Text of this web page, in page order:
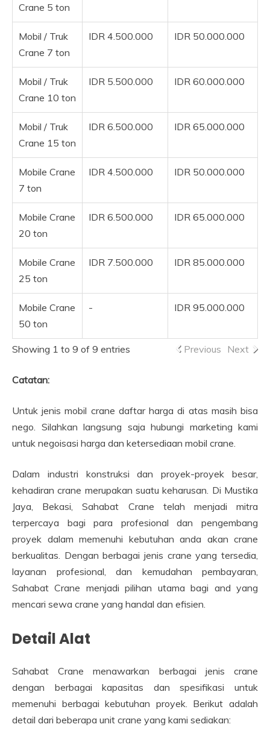
Crane 5 ton
Mobil / Truk
Crane 7 ton
IDR 4.500.000 IDR 50.000.000
Mobil / Truk
Crane 10 ton
IDR 5.500.000 IDR 60.000.000
Mobil / Truk
Crane 15 ton
IDR 6.500.000 IDR 65.000.000
Mobile Crane
7 ton
IDR 4.500.000 IDR 50.000.000
Mobile Crane
20 ton
IDR 6.500.000 IDR 65.000.000
Mobile Crane
25 ton
IDR 7.500.000 IDR 85.000.000
Mobile Crane
50 ton
- IDR 95.000.000
Showing 1 to 9 of 9 entries Previous Next
Catatan:
Untuk jenis mobil crane daftar harga di atas masih bisa
nego. Silahkan langsung saja hubungi marketing kami
untuk negoisasi harga dan ketersediaan mobil crane.
Dalam industri konstruksi dan proyek-proyek besar,
kehadiran crane merupakan suatu keharusan. Di Mustika
Jaya, Bekasi, Sahabat Crane telah menjadi mitra
terpercaya bagi para profesional dan pengembang
proyek dalam memenuhi kebutuhan anda akan crane
berkualitas. Dengan berbagai jenis crane yang tersedia,
layanan profesional, dan kemudahan pembayaran,
Sahabat Crane menjadi pilihan utama bagi and yang
mencari sewa crane yang handal dan efisien.
Detail Alat
Sahabat Crane menawarkan berbagai jenis crane
dengan berbagai kapasitas dan spesifikasi untuk
memenuhi berbagai kebutuhan proyek. Berikut adalah
detail dari beberapa unit crane yang kami sediakan: